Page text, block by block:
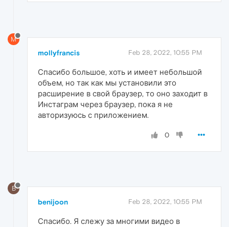
M
mollyfrancis Feb 28, 2022, 10:55 PM
Спасибо большое, хоть и имеет небольшой
объем, но так как мы установили это
расширение в свой браузер, то оно заходит в
Инстаграм через браузер, пока я не
авторизуюсь с приложением.
0
B
benijoon Feb 28, 2022, 10:55 PM
Спасибо. Я слежу за многими видео в